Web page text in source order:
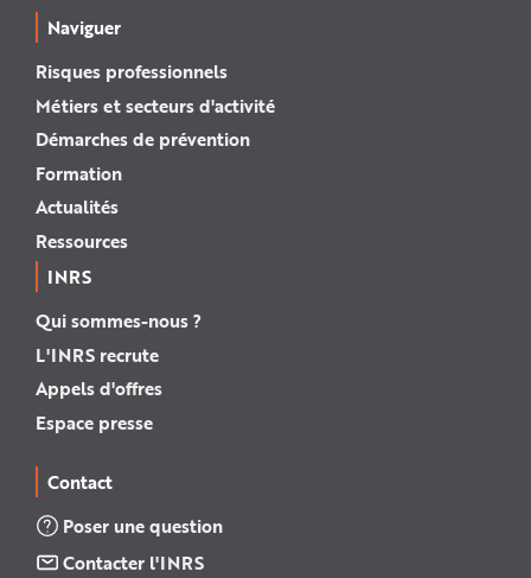
Naviguer
Risques professionnels
Métiers et secteurs d'activité
Démarches de prévention
Formation
Actualités
Ressources
INRS
Qui sommes-nous ?
L'INRS recrute
Appels d'offres
Espace presse
Contact
Poser une question
Contacter l'INRS